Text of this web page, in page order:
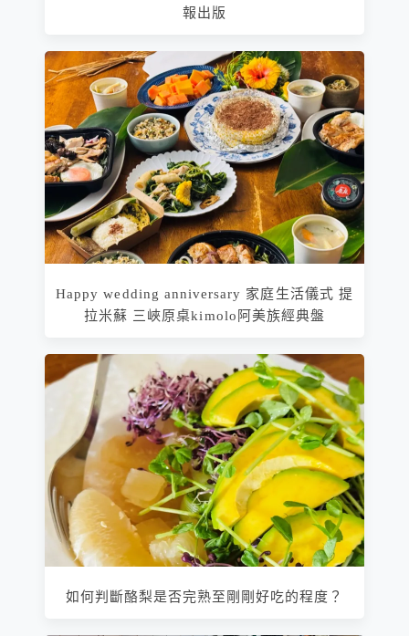
報出版
Happy wedding anniversary 家庭生活儀式 提
拉米蘇 三峽原桌kimolo阿美族經典盤
如何判斷酪梨是否完熟至剛剛好吃的程度？